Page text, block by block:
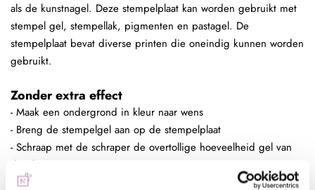
als de kunstnagel. Deze stempelplaat kan worden gebruikt met
stempel gel, stempellak, pigmenten en pastagel. De
stempelplaat bevat diverse printen die oneindig kunnen worden
gebruikt.
Zonder extra effect
- Maak een ondergrond in kleur naar wens
- Breng de stempelgel aan op de stempelplaat
- Schraap met de schraper de overtollige hoeveelheid gel van
de plaat
- Duw de stempelaar op de stempelplaat